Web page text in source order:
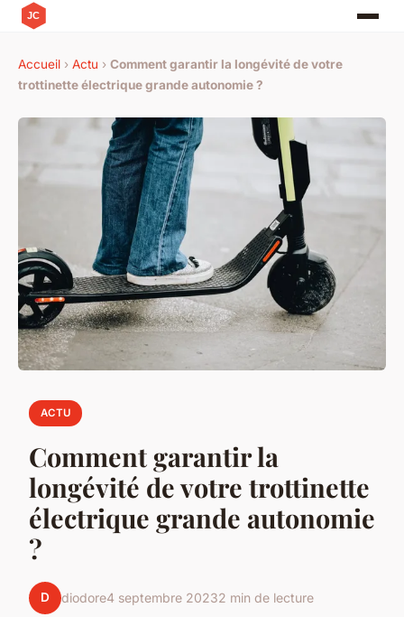
Accueil › Actu › Comment garantir la longévité de votre
trottinette électrique grande autonomie ?
ACTU
Comment garantir la
longévité de votre trottinette
électrique grande autonomie
?
D diodore4 septembre 20232 min de lecture